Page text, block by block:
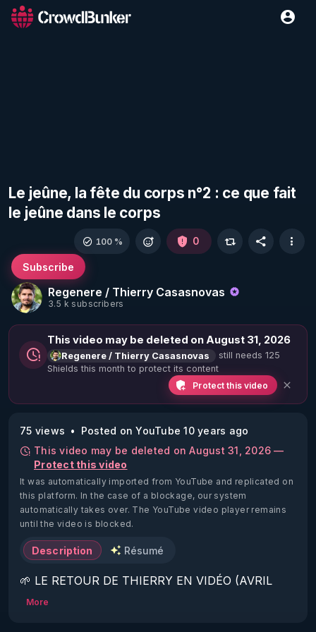
Le jeûne, la fête du corps n°2 : ce que fait
le jeûne dans le corps
Regenere / Thierry Casasnovas
3.5 k subscribers
Subscribe
100 % 0
This video may be deleted on August 31, 2026
Regenere / Thierry Casasnovas
still needs 125
Shields this month to protect its content
Protect this video
75 views
Posted on YouTube 10 years ago
This video may be deleted on August 31, 2026 —
Protect this video
It was automatically imported from YouTube and replicated on
this platform. In the case of a blockage, our system
automatically takes over. The YouTube video player remains
until the video is blocked.
Description Résumé
🌱 LE RETOUR DE THIERRY EN VIDÉO (AVRIL
2022)!
More